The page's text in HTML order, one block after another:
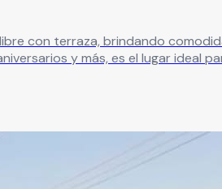
con terraza, brindando